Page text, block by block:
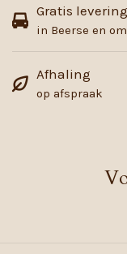
Gratis levering
in Beerse en
Afhaling
op afspraak